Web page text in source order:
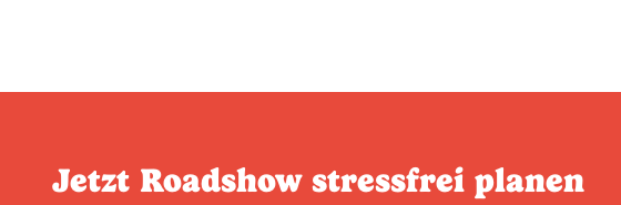
Jetzt Roadshow stressfrei planen